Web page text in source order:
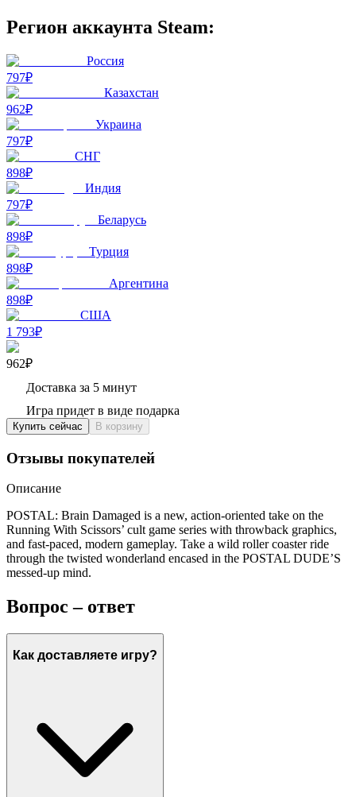
Регион аккаунта Steam:
Россия
797₽
Казахстан
962₽
Украина
797₽
СНГ
898₽
Индия
797₽
Беларусь
898₽
Турция
898₽
Аргентина
898₽
США
1 793₽
962₽
Доставка за 5 минут
Игра придет в виде подарка
Купить сейчас В корзину
Отзывы покупателей
Описание
POSTAL: Brain Damaged is a new, action-oriented take on the
Running With Scissors’ cult game series with throwback graphics,
and fast-paced, modern gameplay. Take a wild roller coaster ride
through the twisted wonderland encased in the POSTAL DUDE’S
messed-up mind.
Вопрос – ответ
Как доставляете игру?